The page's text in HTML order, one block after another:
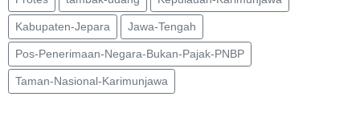
Kabupaten-Jepara Jawa-Tengah
Pos-Penerimaan-Negara-Bukan-Pajak-PNBP
Taman-Nasional-Karimunjawa